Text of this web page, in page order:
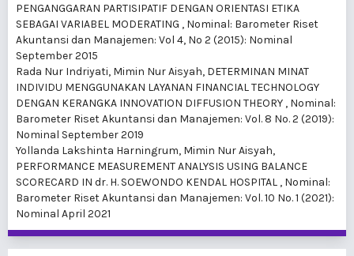
PENGANGGARAN PARTISIPATIF DENGAN ORIENTASI ETIKA
SEBAGAI VARIABEL MODERATING , Nominal: Barometer Riset
Akuntansi dan Manajemen: Vol 4, No 2 (2015): Nominal
September 2015
Rada Nur Indriyati, Mimin Nur Aisyah, DETERMINAN MINAT
INDIVIDU MENGGUNAKAN LAYANAN FINANCIAL TECHNOLOGY
DENGAN KERANGKA INNOVATION DIFFUSION THEORY , Nominal:
Barometer Riset Akuntansi dan Manajemen: Vol. 8 No. 2 (2019):
Nominal September 2019
Yollanda Lakshinta Harningrum, Mimin Nur Aisyah,
PERFORMANCE MEASUREMENT ANALYSIS USING BALANCE
SCORECARD IN dr. H. SOEWONDO KENDAL HOSPITAL , Nominal:
Barometer Riset Akuntansi dan Manajemen: Vol. 10 No. 1 (2021):
Nominal April 2021